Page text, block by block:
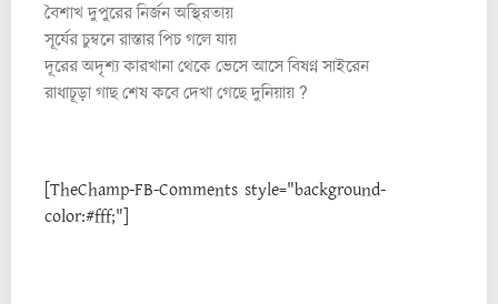
বৈশাখ দুপুরের নির্জন অস্থিরতায়
সূর্যের চুম্বনে রাস্তার পিচ গলে যায়
দূরের অদৃশ্য কারখানা থেকে ভেসে আসে বিষণ্ন সাইরেন
রাধাচূড়া গাছ শেষ কবে দেখা গেছে দুনিয়ায় ?
[TheChamp-FB-Comments style="background-
color:#fff;"]